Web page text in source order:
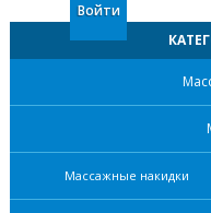
Войти
Массажные накидки